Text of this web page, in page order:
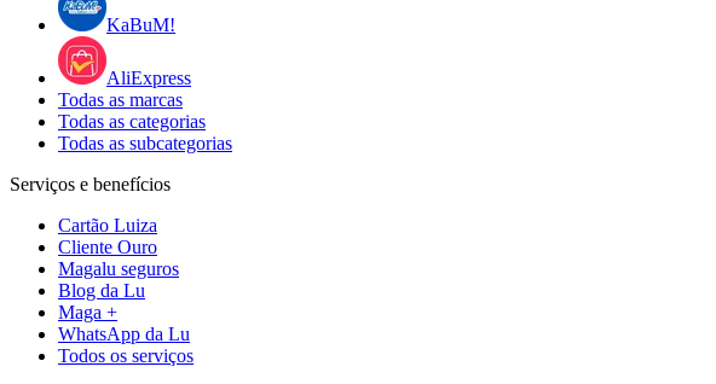
KaBuM!
AliExpress
Todas as marcas
Todas as categorias
Todas as subcategorias
Serviços e benefícios
Cartão Luiza
Cliente Ouro
Magalu seguros
Blog da Lu
Maga +
WhatsApp da Lu
Todos os serviços